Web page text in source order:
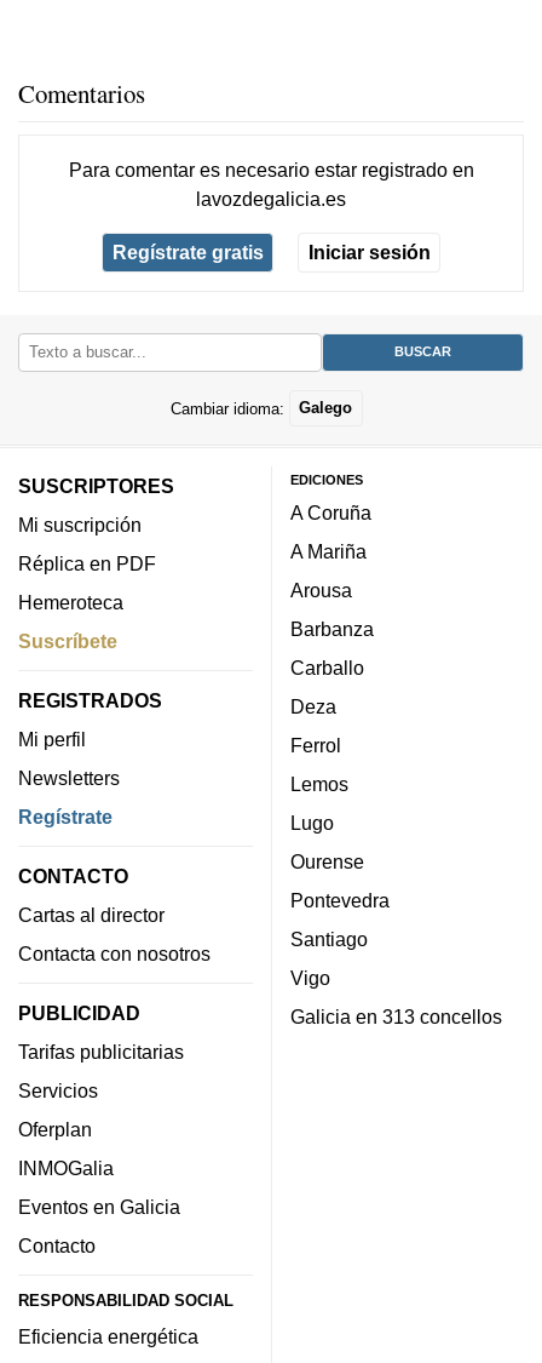
Comentarios
Para comentar es necesario estar registradoen
lavozdegalicia.es
Regístrate gratis Iniciar sesión
Cambiar idioma: Galego
SUSCRIPTORES
Mi suscripción
Réplica en PDF
Hemeroteca
Suscríbete
REGISTRADOS
Mi perfil
Newsletters
Regístrate
CONTACTO
Cartas al director
Contacta con nosotros
PUBLICIDAD
Tarifas publicitarias
Servicios
Oferplan
INMOGalia
Eventos en Galicia
Contacto
RESPONSABILIDAD SOCIAL
Eficiencia energética
EDICIONES
A Coruña
A Mariña
Arousa
Barbanza
Carballo
Deza
Ferrol
Lemos
Lugo
Ourense
Pontevedra
Santiago
Vigo
Galicia en 313 concellos